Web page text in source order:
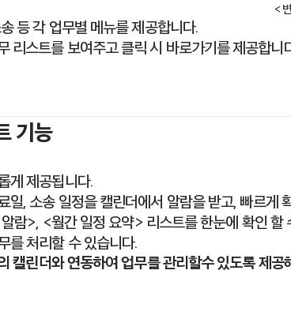
<
등 각 업무별 메뉴를 제공합니다.
리스트를 보여주고 클릭 시 바로가기를 제공합니
기능
게 제공됩니다.
일, 소송 일정을 캘린더에서 알람을 받고, 빠르게
람>, <월간 일정 요약> 리스트를 한눈에 확인 할
를 처리할 수 있습니다.
캘린더와 연동하여 업무를 관리할수 있도록 제